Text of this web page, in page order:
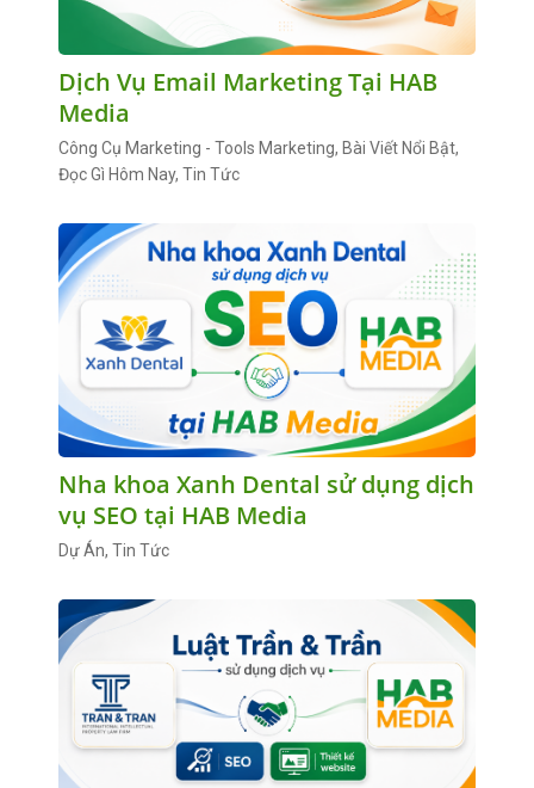
Dịch Vụ Email Marketing Tại HAB
Media
Công Cụ Marketing - Tools Marketing, Bài Viết Nổi Bật,
Đọc Gì Hôm Nay, Tin Tức
Nha khoa Xanh Dental sử dụng dịch
vụ SEO tại HAB Media
Dự Án, Tin Tức